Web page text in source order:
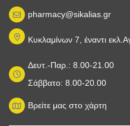
pharmacy@sikalias.gr
Κυκλαμίνων 7, έναντι
Δευτ.-Παρ.: 8.00-21.00
Σάββατο: 8.00-20.00
Βρείτε μας στο χάρτη